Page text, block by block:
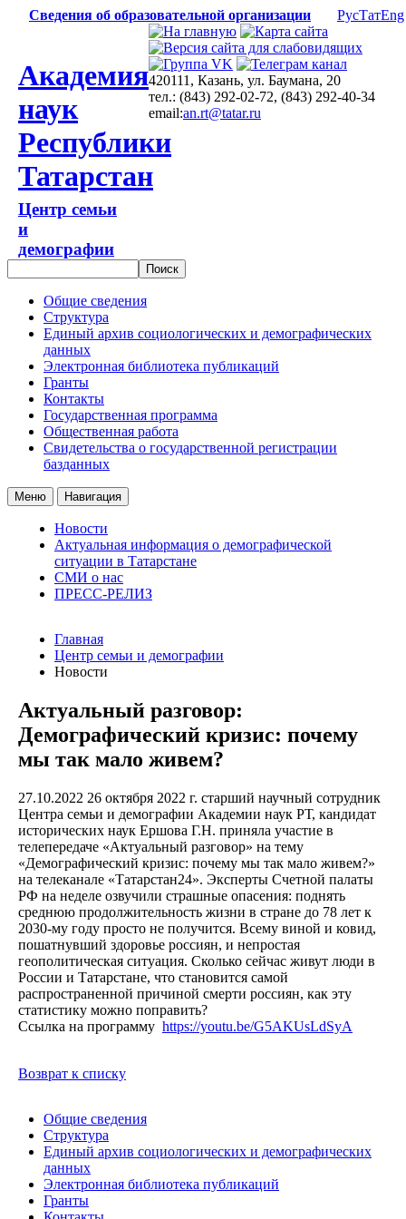
Сведения об образовательной организации РусТатEng
Академия
наук
Республики
Татарстан
Центр семьи
и
демографии
420111, Казань, ул. Баумана, 20
тел.: (843) 292-02-72, (843) 292-40-34
email:an.rt@tatar.ru
Общие сведения
Структура
Единый архив социологических и демографических
данных
Электронная библиотека публикаций
Гранты
Контакты
Государственная программа
Общественная работа
Свидетельства о государственной регистрации
базданных
Меню Навигация
Новости
Актуальная информация о демографической
ситуации в Татарстане
СМИ о нас
ПРЕСС-РЕЛИЗ
Главная
Центр семьи и демографии
Новости
Актуальный разговор:
Демографический кризис: почему
мы так мало живем?
27.10.2022 26 октября 2022 г. старший научный сотрудник
Центра семьи и демографии Академии наук РТ, кандидат
исторических наук Ершова Г.Н. приняла участие в
телепередаче «Актуальный разговор» на тему
«Демографический кризис: почему мы так мало живем?»
на телеканале «Татарстан24». Эксперты Счетной палаты
РФ на неделе озвучили страшные опасения: поднять
среднюю продолжительность жизни в стране до 78 лет к
2030-му году просто не получится. Всему виной и ковид,
пошатнувший здоровье россиян, и непростая
геополитическая ситуация. Сколько сейчас живут люди в
России и Татарстане, что становится самой
распространенной причиной смерти россиян, как эту
статистику можно поправить?
Ссылка на программу https://youtu.be/G5AKUsLdSyA
Возврат к списку
Общие сведения
Структура
Единый архив социологических и демографических
данных
Электронная библиотека публикаций
Гранты